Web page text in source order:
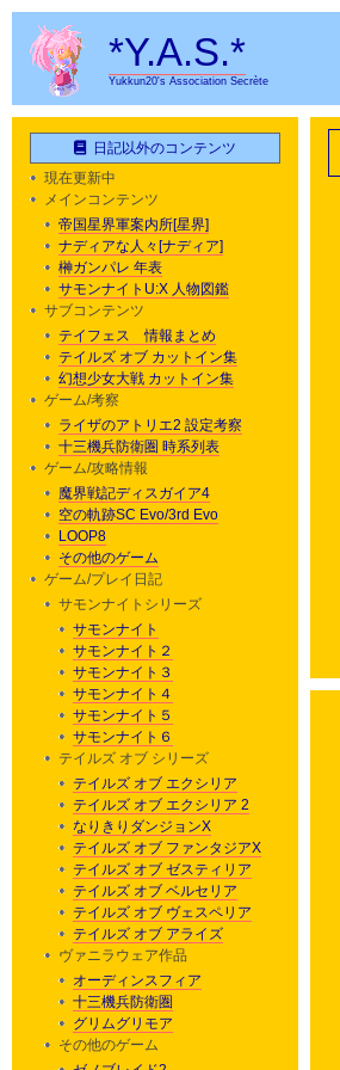
*Y.A.S.*
Yukkun20's Association Secrète
日記以外のコンテンツ
現在更新中
メインコンテンツ
帝国星界軍案内所[星界]
ナディアな人々[ナディア]
榊ガンパレ 年表
サモンナイトU:X 人物図鑑
サブコンテンツ
テイフェス 情報まとめ
テイルズ オブ カットイン集
幻想少女大戦 カットイン集
ゲーム/考察
ライザのアトリエ2 設定考察
十三機兵防衛圏 時系列表
ゲーム/攻略情報
魔界戦記ディスガイア4
空の軌跡SC Evo/3rd Evo
LOOP8
その他のゲーム
ゲーム/プレイ日記
サモンナイトシリーズ
サモンナイト
サモンナイト２
サモンナイト３
サモンナイト４
サモンナイト５
サモンナイト６
テイルズ オブ シリーズ
テイルズ オブ エクシリア
テイルズ オブ エクシリア 2
なりきりダンジョンX
テイルズ オブ ファンタジアX
テイルズ オブ ゼスティリア
テイルズ オブ ベルセリア
テイルズ オブ ヴェスペリア
テイルズ オブ アライズ
ヴァニラウェア作品
オーディンスフィア
十三機兵防衛圏
グリムグリモア
その他のゲーム